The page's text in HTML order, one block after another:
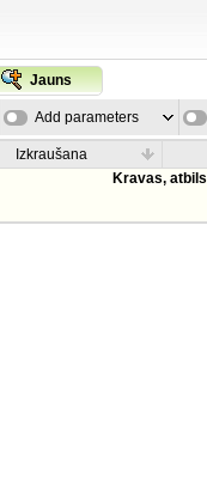
Jauns
Add parameters
Izkraušana
Kravas,